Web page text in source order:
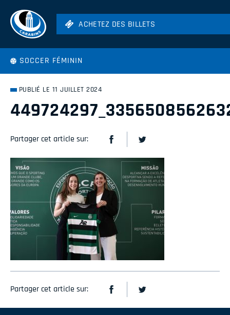
ACHETEZ DES BILLETS
Hockey
Volleyball
ACHETEZ DES BILLETS
SOCCER FÉMININ
PUBLIÉ LE 11 JUILLET 2024
Partager cet article sur:
Partager cet article sur: